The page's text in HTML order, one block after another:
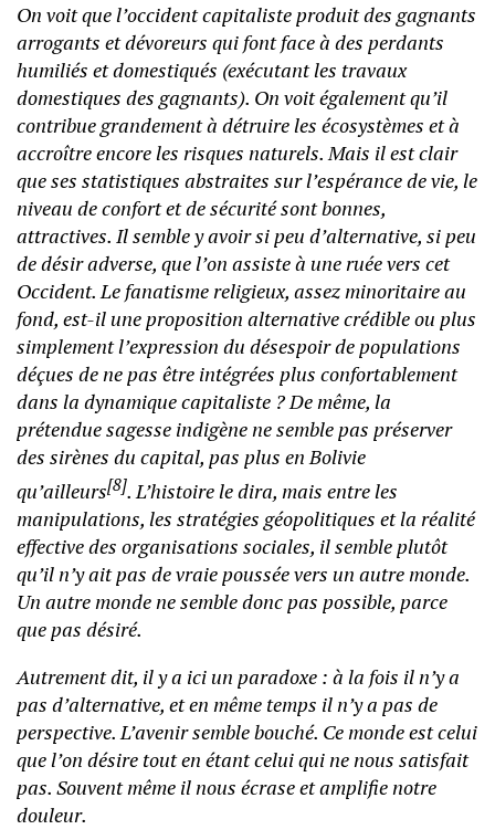
On voit que l’occident capitaliste produit des gagnants
arrogants et dévoreurs qui font face à des perdants
humiliés et domestiqués (exécutant les travaux
domestiques des gagnants). On voit également qu’il
contribue grandement à détruire les écosystèmes et à
accroître encore les risques naturels. Mais il est clair
que ses statistiques abstraites sur l’espérance de vie, le
niveau de confort et de sécurité sont bonnes,
attractives. Il semble y avoir si peu d’alternative, si peu
de désir adverse, que l’on assiste à une ruée vers cet
Occident. Le fanatisme religieux, assez minoritaire au
fond, est-il une proposition alternative crédible ou plus
simplement l’expression du désespoir de populations
déçues de ne pas être intégrées plus confortablement
dans la dynamique capitaliste ? De même, la
prétendue sagesse indigène ne semble pas préserver
des sirènes du capital, pas plus en Bolivie
qu’ailleurs[8]. L’histoire le dira, mais entre les
manipulations, les stratégies géopolitiques et la réalité
effective des organisations sociales, il semble plutôt
qu’il n’y ait pas de vraie poussée vers un autre monde.
Un autre monde ne semble donc pas possible, parce
que pas désiré.
Autrement dit, il y a ici un paradoxe : à la fois il n’y a
pas d’alternative, et en même temps il n’y a pas de
perspective. L’avenir semble bouché. Ce monde est celui
que l’on désire tout en étant celui qui ne nous satisfait
pas. Souvent même il nous écrase et amplifie notre
douleur.